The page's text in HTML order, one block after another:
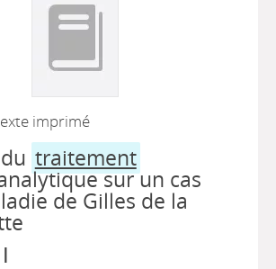
imprimé
traitement
sur un cas
de Gilles de la
|